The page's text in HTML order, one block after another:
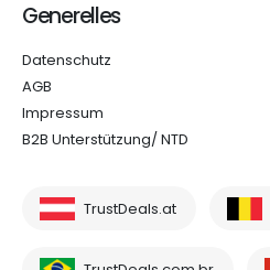
Generelles
Datenschutz
AGB
Impressum
B2B Unterstützung/ NTD
TrustDeals.at